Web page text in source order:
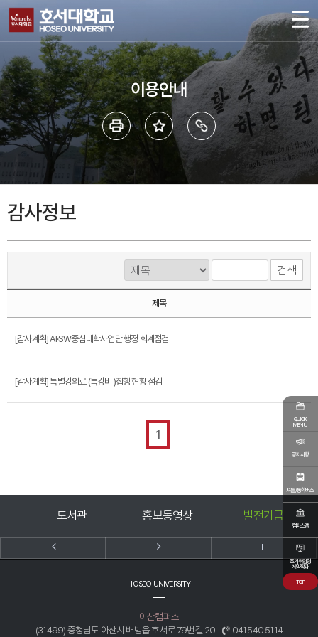
QUICK
MENU
공지사항
셔틀/통학버스
캠퍼스맵
조기취업형
계약학과
TOP
이용안내
감사정보
검색
제목
[감사계획] AI·SW중심대학사업단 행정 회계점검
[감사계획] 특별강의료 (특강비 )집행 현황 점검
1
도서관 홍보동영상 발전기금
HOSEO UNIVERSITY
아산캠퍼스
(31499) 충청남도 아산시 배방읍 호서로 79번길 20
041.540.5114